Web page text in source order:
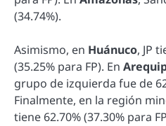
(34.74%).
Asimismo, en Huánuco, JP
(35.25% para FP). En
grupo de izquierda fue de
Finalmente, en la región
tiene 62.70% (37.30% para